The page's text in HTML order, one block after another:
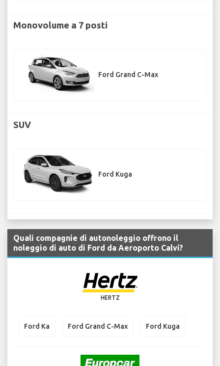
Monovolume a 7 posti
Ford Grand C-Max
SUV
Ford Kuga
Quali compagnie di autonoleggio offrono il
noleggio di auto di Ford da Aeroporto Calvi?
HERTZ
Ford Ka Ford Grand C-Max Ford Kuga